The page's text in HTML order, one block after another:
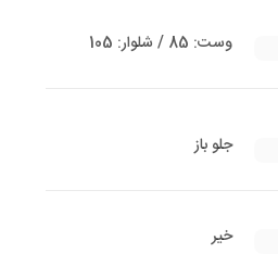
وست: 85 / شلوار: 105
جلو باز
خیر